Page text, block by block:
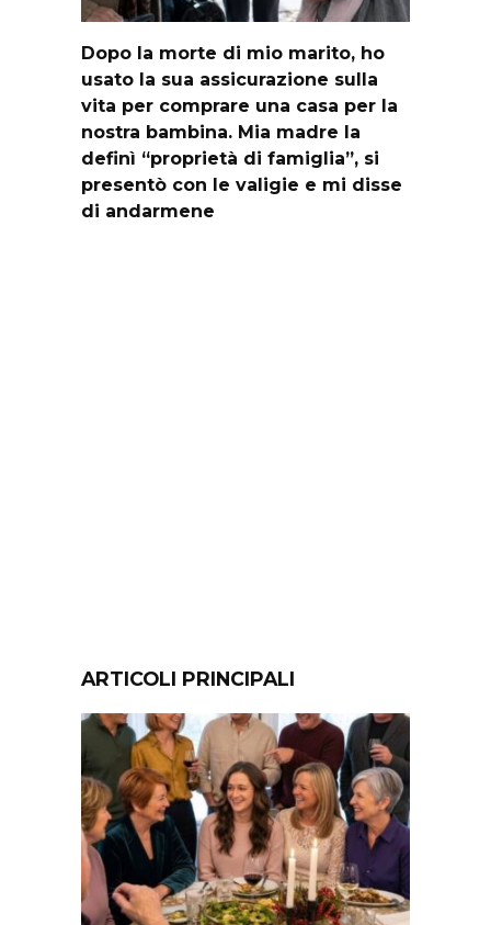
Dopo la morte di mio marito, ho
usato la sua assicurazione sulla
vita per comprare una casa per la
nostra bambina. Mia madre la
definì “proprietà di famiglia”, si
presentò con le valigie e mi disse
di andarmene
ARTICOLI PRINCIPALI